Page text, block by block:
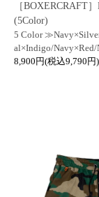
［BOXERCRAFT
(5Color)
5 Color
al×Indigo/Navy×Red/
8,900円(税込9,790円)